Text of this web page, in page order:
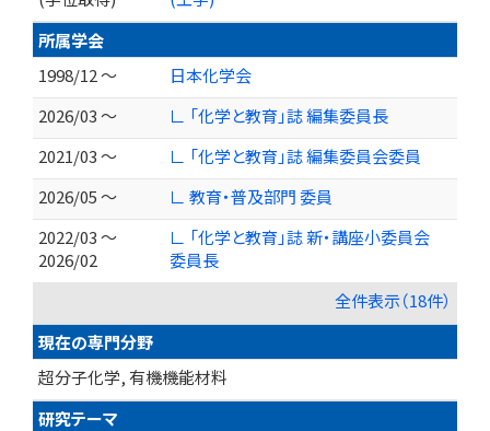
所属学会
1998/12 ～
日本化学会
2026/03 ～
∟ 「化学と教育」誌 編集委員長
2021/03 ～
∟ 「化学と教育」誌 編集委員会委員
2026/05 ～
∟ 教育・普及部門 委員
2022/03 ～
2026/02
∟ 「化学と教育」誌 新・講座小委員会
委員長
全件表示（18件）
現在の専門分野
超分子化学, 有機機能材料
研究テーマ